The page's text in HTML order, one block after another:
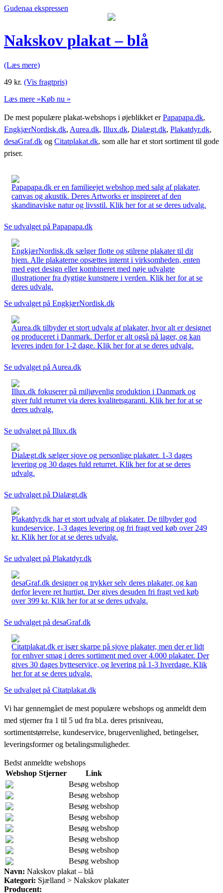
Gudenaa ekspressen
Nakskov plakat – blå
(Læs mere)
49 kr. (Vis fragtpris)
Læs mere »Køb nu »
De mest populære plakat-webshops i øjeblikket erPapapapa.dk,
EngkjærNordisk.dk, Aurea.dk, Illux.dk, Dialægt.dk, Plakatdyr.dk,
desaGraf.dk og Citatplakat.dk, som alle har et stort sortiment til gode
priser.
Papapapa.dk er en familieejet webshop med salg af plakater,
canvas og akustik. Deres Artworks er inspireret af den
skandinaviske natur og livsstil. Klik her for at se deres udvalg.
Se udvalget på Papapapa.dk
EngkjærNordisk.dk sælger flotte og stilrene plakater til dit
hjem. Alle plakaterne opsættes internt i virksomheden, enten
med eget design eller kombineret med nøje udvalgte
illustrationer fra dygtige kunstnere i verden. Klik her for at se
deres udvalg.
Se udvalget på EngkjærNordisk.dk
Aurea.dk tilbyder et stort udvalg af plakater, hvor alt er designet
og produceret i Danmark. Derfor er alt også på lager, og kan
leveres inden for 1-2 dage. Klik her for at se deres udvalg.
Se udvalget på Aurea.dk
Illux.dk fokuserer på miljøvenlig produktion i Danmark og
giver fuld returret via deres kvalitetsgaranti. Klik her for at se
deres udvalg.
Se udvalget på Illux.dk
Dialægt.dk sælger sjove og personlige plakater. 1-3 dages
levering og 30 dages fuld returret. Klik her for at se deres
udvalg.
Se udvalget på Dialægt.dk
Plakatdyr.dk har et stort udvalg af plakater. De tilbyder god
kundeservice, 1-3 dages levering og fri fragt ved køb over 249
kr. Klik her for at se deres udvalg.
Se udvalget på Plakatdyr.dk
desaGraf.dk designer og trykker selv deres plakater, og kan
derfor levere ret hurtigt. Der gives desuden fri fragt ved køb
over 399 kr. Klik her for at se deres udvalg.
Se udvalget på desaGraf.dk
Citatplakat.dk er især skarpe på sjove plakater, men der er lidt
for enhver smag i deres sortiment med over 4.000 plakater. Der
gives 30 dages bytteservice, og levering på 1-3 hverdage. Klik
her for at se deres udvalg.
Se udvalget på Citatplakat.dk
Vi har gennemgået de mest populære webshops og anmeldt dem
med stjerner fra 1 til 5 ud fra bl.a. deres prisniveau,
sortimentstørrelse, kundeservice, brugervenlighed, betingelser,
leveringsformer og betalingsmuligheder.
Bedst anmeldte webshops
Webshop Stjerner
Link
Besøg webshop
Besøg webshop
Besøg webshop
Besøg webshop
Besøg webshop
Besøg webshop
Besøg webshop
Besøg webshop
Navn: Nakskov plakat – blå
Kategori: Sjælland > Nakskov plakater
Producent: